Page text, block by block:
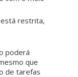
restrita,
poderá
que
de tarefas